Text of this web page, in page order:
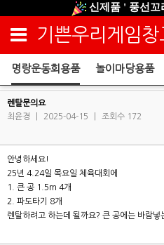
신제품 ' 풍선꼬
신규회원 HAPPY
❤ 신제품 ' 컬링
기쁜우리게임창
명랑운동회용품 놀이마당용품
렌탈문의요
최윤경
2025-04-15 조회수 172
안녕하세요!
25년 4.24일 목요일 체육대회에
1. 큰 공 1.5m 4개
2. 파도타기 8개
렌탈하려고 하는데 될까요? 큰 공에는 바람넣